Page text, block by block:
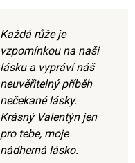
Každá růže je
vzpomínkou na naši
lásku a vypráví náš
neuvěřitelný příběh
nečekané lásky.
Krásný Valentýn jen
pro tebe, moje
nádherná lásko.